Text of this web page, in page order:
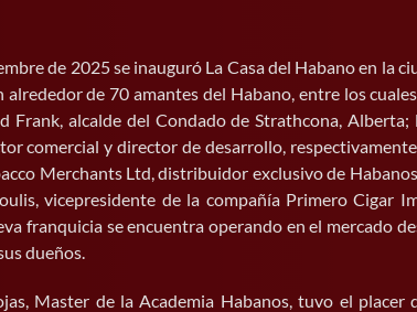
de 2025 se inauguró La Casa del Habano en la
de 70 amantes del Habano, entre los
Frank, alcalde del Condado de Strathcona, Alberta;
comercial y director de desarrollo,
Merchants Ltd, distribuidor exclusivo de
vicepresidente de la compañía Primero Cigar
franquicia se encuentra operando en el mercado
dueños.
Master de la Academia Habanos, tuvo el